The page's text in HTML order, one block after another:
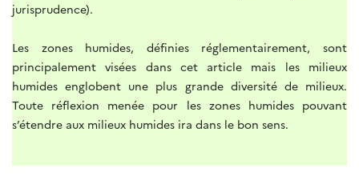
jurisprudence).
Les zones humides, définies réglementairement, sont
principalement visées dans cet article mais les milieux
humides englobent une plus grande diversité de milieux.
Toute réflexion menée pour les zones humides pouvant
s’étendre aux milieux humides ira dans le bon sens.